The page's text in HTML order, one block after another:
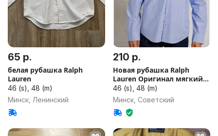
65 р.
белая рубашка Ralph
Lauren
46 (s), 48 (m)
Минск, Ленинский
210 р.
Новая рубашка Ralph
Lauren Оригинал мягкий
хлопок
46 (s), 48 (m)
Минск, Советский